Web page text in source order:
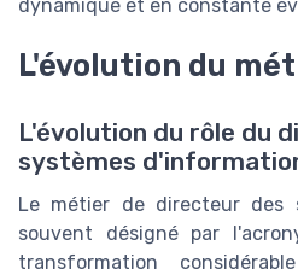
dynamique et en constante
L'évolution du
L'évolution du rôle du
systèmes
Le métier de directeur des
souvent désigné par
transformation